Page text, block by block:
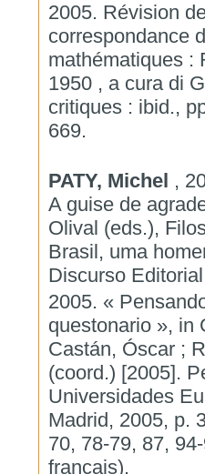
2005. Révision
correspondance
mathématiques :
1950 , a cura di
critiques : ibid.,
669.
PATY, Michel ,
A guise de
Olival (eds.),
Brasil, uma
Discurso
2005. «
questonario », in
Castán, Óscar ;
(coord.) [2005].
Universidades
Madrid, 2005, p.
70, 78-79, 87,
français).